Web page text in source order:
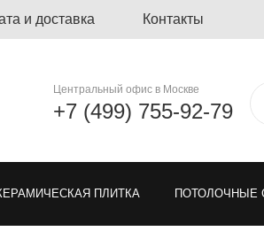
и доставка Контакты
Центральный офис в Москве
+7 (499) 755-92-79
ПЛИТКА ПОТОЛОЧНЫЕ